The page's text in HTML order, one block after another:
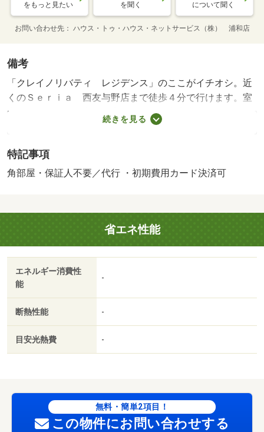
をもっと見たい を聞く について聞く
お問い合わせ先 ハウス・トゥ・ハウス・ネットサービス（株） 浦和店
備考
「クレイノリバティ レジデンス」のここがイチオシ。近
くのＳｅｒｉａ 西友与野店まで徒歩４分で行けます。室
内設備は洗面所独立・浴室乾燥機など大変充実しておりま
す。こちらは賃料１０．３万円の物件です。これから先、
ハリのある生活を送っていきましょう。お問い合わせもお
気軽にご連絡ください。更新手数料１６，５００円 お車
０％～１２０％）・鍵交換代：あり１６，５００円～・維
持費等：環境維持費５５０円／月・Ｓｅｒｉａ 西友与野
店まで徒歩４分です。エントランスと玄関の２つのロック
で守られているので安全面に優れているオートロック機能
があります。収納はシューズボックス・クロゼットなど豊
富なので、広々と空間・バイク置場：なし・駐輪場：有・
続きを見る
特記事項
角部屋・保証人不要／代行 ・初期費用カード決済可
省エネ性能
エネルギー消費性
能
-
断熱性能 -
目安光熱費 -
無料・簡単2項目！
この物件にお問い合わせする